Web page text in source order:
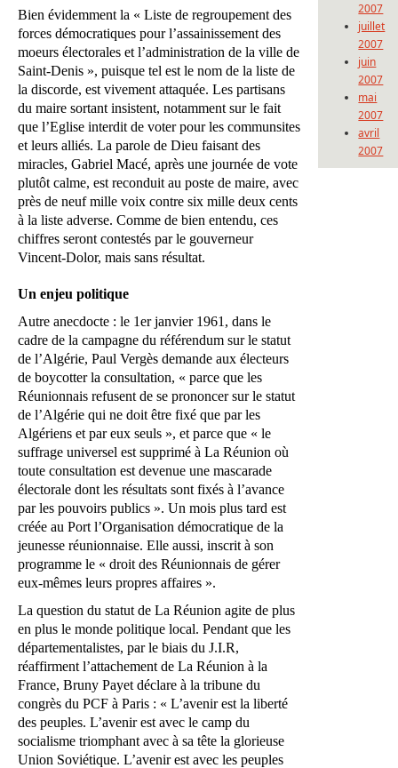
Bien évidemment la « Liste de regroupement des
forces démocratiques pour l’assainissement des
moeurs électorales et l’administration de la ville de
Saint-Denis », puisque tel est le nom de la liste de
la discorde, est vivement attaquée. Les partisans
du maire sortant insistent, notamment sur le fait
que l’Eglise interdit de voter pour les communsites
et leurs alliés. La parole de Dieu faisant des
miracles, Gabriel Macé, après une journée de vote
plutôt calme, est reconduit au poste de maire, avec
près de neuf mille voix contre six mille deux cents
à la liste adverse. Comme de bien entendu, ces
chiffres seront contestés par le gouverneur
Vincent-Dolor, mais sans résultat.
Un enjeu politique
Autre anecdocte : le 1er janvier 1961, dans le
cadre de la campagne du référendum sur le statut
de l’Algérie, Paul Vergès demande aux électeurs
de boycotter la consultation, « parce que les
Réunionnais refusent de se prononcer sur le statut
de l’Algérie qui ne doit être fixé que par les
Algériens et par eux seuls », et parce que « le
suffrage universel est supprimé à La Réunion où
toute consultation est devenue une mascarade
électorale dont les résultats sont fixés à l’avance
par les pouvoirs publics ». Un mois plus tard est
créée au Port l’Organisation démocratique de la
jeunesse réunionnaise. Elle aussi, inscrit à son
programme le « droit des Réunionnais de gérer
eux-mêmes leurs propres affaires ».
La question du statut de La Réunion agite de plus
en plus le monde politique local. Pendant que les
départementalistes, par le biais du J.I.R,
réaffirment l’attachement de La Réunion à la
France, Bruny Payet déclare à la tribune du
congrès du PCF à Paris : « L’avenir est la liberté
des peuples. L’avenir est avec le camp du
socialisme triomphant avec à sa tête la glorieuse
Union Soviétique. L’avenir est avec les peuples
2007
juillet
2007
juin
2007
mai
2007
avril
2007